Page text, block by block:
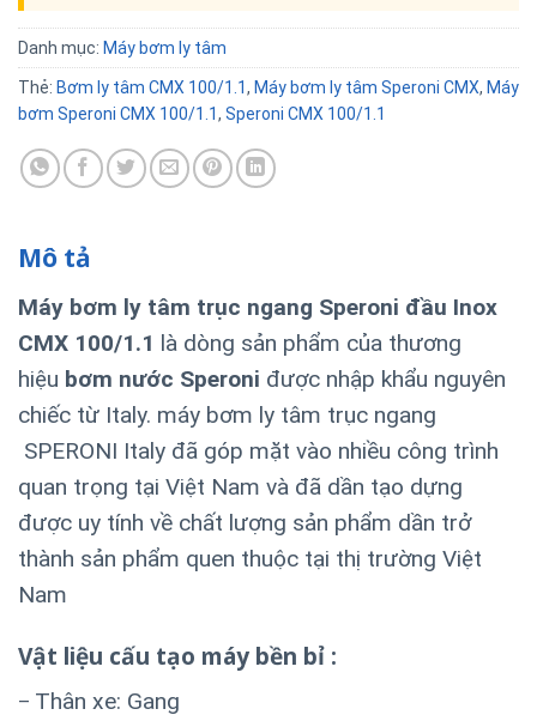
Danh mục: Máy bơm ly tâm
Thẻ: Bơm ly tâm CMX 100/1.1, Máy bơm ly tâm Speroni CMX, Máy
bơm Speroni CMX 100/1.1, Speroni CMX 100/1.1
Mô tả
Máy bơm ly tâm trục ngang Speroni đầu Inox
CMX 100/1.1 là dòng sản phẩm của thương
hiệu bơm nước Speroni được nhập khẩu nguyên
chiếc từ Italy. máy bơm ly tâm trục ngang
SPERONI Italy đã góp mặt vào nhiều công trình
quan trọng tại Việt Nam và đã dần tạo dựng
được uy tính về chất lượng sản phẩm dần trở
thành sản phẩm quen thuộc tại thị trường Việt
Nam
Vật liệu cấu tạo máy bền bỉ :
– Thân xe: Gang